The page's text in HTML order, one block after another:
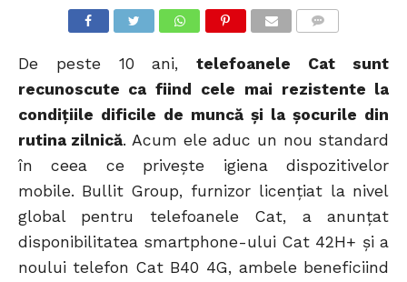
De peste 10 ani,telefoanele Cat sunt
recunoscute ca fiind cele mai rezistente la
condițiile dificile de muncă și la șocurile din
rutina zilnică. Acum ele aduc un nou standard
în ceea ce privește igiena dispozitivelor
mobile. Bullit Group, furnizor licențiat la nivel
global pentru telefoanele Cat, a anunțat
disponibilitatea smartphone-ului Cat 42H+ și a
noului telefon Cat B40 4G, ambele beneficiind